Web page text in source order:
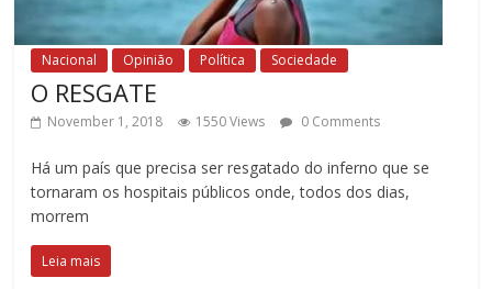
Nacional Opinião Política Sociedade
O RESGATE
November 1, 2018 1550 Views 0 Comments
Há um país que precisa ser resgatado do inferno que se
tornaram os hospitais públicos onde, todos dos dias,
morrem
Leia mais